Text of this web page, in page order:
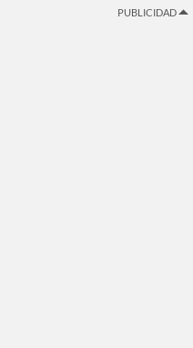
PUBLICIDAD